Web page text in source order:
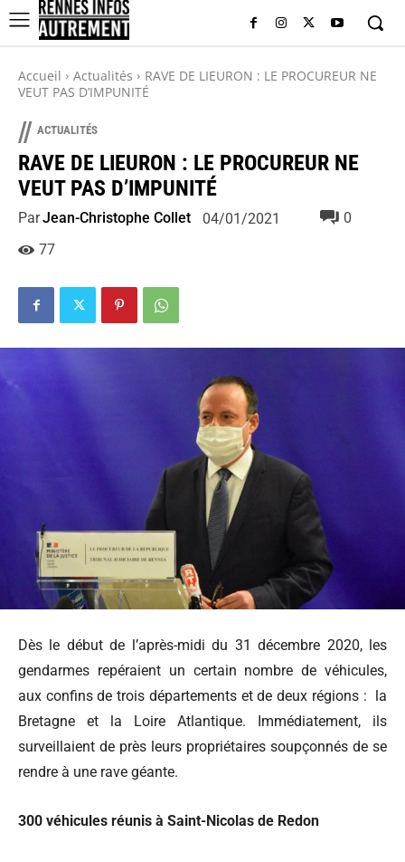
Accueil Actualités
RAVE DE LIEURON : LE PROCUREUR NE
VEUT PAS D’IMPUNITÉ
// ACTUALITÉS
RAVE DE LIEURON : LE PROCUREUR NE
VEUT PAS D’IMPUNITÉ
ParJean-Christophe Collet 04/01/2021
0
77
Dès le début de l’après-midi du 31 décembre 2020, les
gendarmes repéraient un certain nombre de véhicules,
aux confins de trois départements et de deux régions : la
Bretagne et la Loire Atlantique. Immédiatement, ils
surveillaient de près leurs propriétaires soupçonnés de se
rendre à une rave géante.
300 véhicules réunis à Saint-Nicolas de Redon